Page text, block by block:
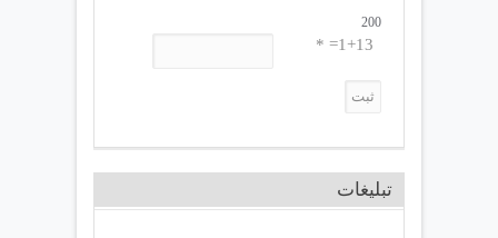
200
1+13= *
تبلیغات